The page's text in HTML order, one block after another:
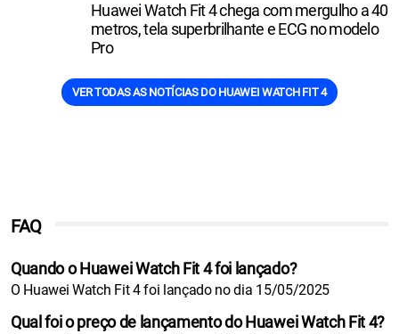
Huawei Watch Fit 4 chega com mergulho a 40
metros, tela superbrilhante e ECG no modelo
Pro
VER TODAS AS NOTÍCIAS DO HUAWEI WATCH FIT 4
FAQ
Quando o Huawei Watch Fit 4 foi lançado?
O Huawei Watch Fit 4 foi lançado no dia 15/05/2025
Qual foi o preço de lançamento do Huawei Watch Fit 4?